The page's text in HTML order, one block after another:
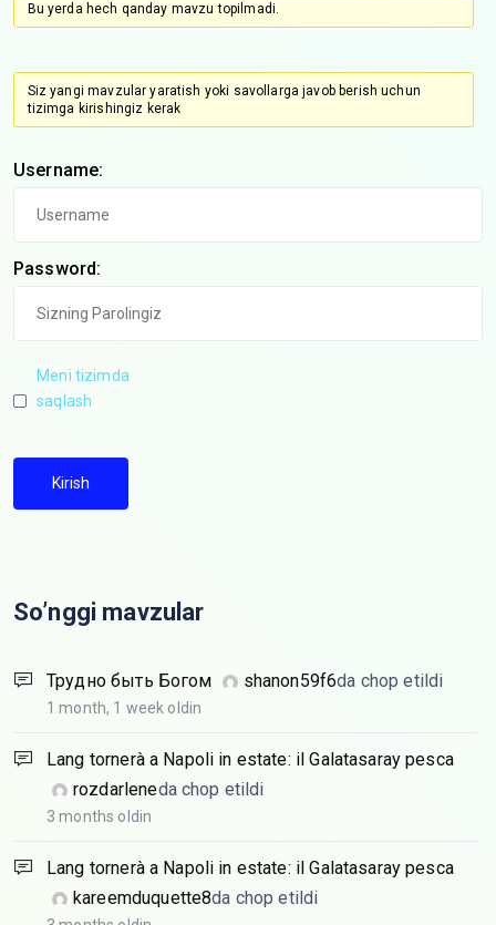
Bu yerda hech qanday mavzu topilmadi.
Siz yangi mavzular yaratish yoki savollarga javob berish uchun
tizimga kirishingiz kerak
Username:
Password:
Meni tizimda
saqlash
Kirish
So’nggi mavzular
Трудно быть Богом shanon59f6da chop etildi
1 month, 1 week oldin
Lang tornerà a Napoli in estate: il Galatasaray pesca
rozdarleneda chop etildi
3 months oldin
Lang tornerà a Napoli in estate: il Galatasaray pesca
kareemduquette8da chop etildi